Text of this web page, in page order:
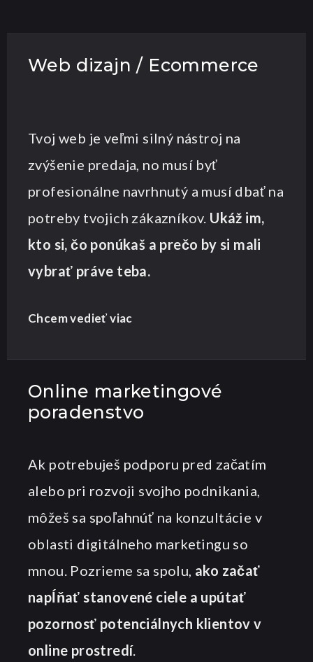
Web dizajn / Ecommerce
Tvoj web je veľmi silný nástroj na
zvýšenie predaja, no musí byť
profesionálne navrhnutý a musí dbať na
potreby tvojich zákazníkov. Ukáž im,
kto si, čo ponúkaš a prečo by si mali
vybrať práve teba.
Chcem vedieť viac
Online marketingové
poradenstvo
Ak potrebuješ podporu pred začatím
alebo pri rozvoji svojho podnikania,
môžeš sa spoľahnúť na konzultácie v
oblasti digitálneho marketingu so
mnou. Pozrieme sa spolu, ako začať
napĺňať stanovené ciele a upútať
pozornosť potenciálnych klientov v
online prostredí.